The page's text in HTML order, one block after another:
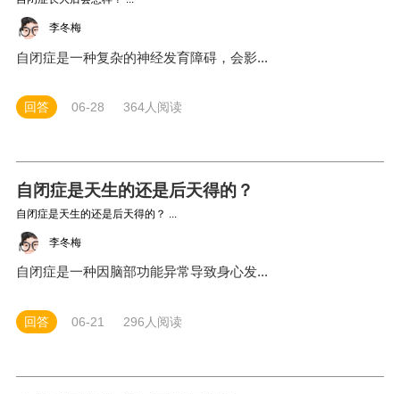
李冬梅
自闭症是一种复杂的神经发育障碍，会影...
回答 06-28 364人阅读
自闭症是天生的还是后天得的？
自闭症是天生的还是后天得的？ ...
李冬梅
自闭症是一种因脑部功能异常导致身心发...
回答 06-21 296人阅读